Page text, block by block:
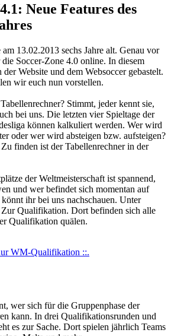
Neue Features des
13.02.2013 sechs Jahre alt. Genau vor
Soccer-Zone 4.0 online. In diesem
Website und dem Websoccer gebastelt.
wir euch nun vorstellen.
Stimmt, jeder kennt sie,
bei uns. Die letzten vier Spieltage der
können kalkuliert werden. Wer wird
oder wer wird absteigen bzw. aufsteigen?
finden ist der Tabellenrechner in der
der Weltmeisterschaft ist spannend,
und wer befindet sich momentan auf
ihr bei uns nachschauen. Unter
Qualifikation. Dort befinden sich alle
Qualifikation quälen.
WM-Qualifikation ::.
wer sich für die Gruppenphase der
kann. In drei Qualifikationsrunden und
es zur Sache. Dort spielen jährlich Teams